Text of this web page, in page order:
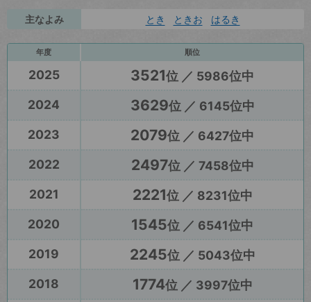
主なよみ とき ときお はるき
年度 順位
2025 3521位 ／ 5986位中
2024
3629位 ／ 6145位中
2023
2079位 ／ 6427位中
2022
2497位 ／ 7458位中
2021
2221位 ／ 8231位中
2020
1545位 ／ 6541位中
2019
2245位 ／ 5043位中
2018
1774位 ／ 3997位中